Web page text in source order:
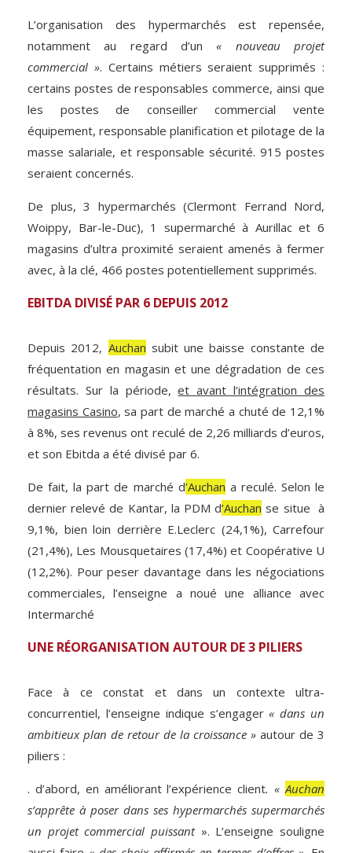
L’organisation des hypermarchés est repensée,
notamment au regard d’un« nouveau projet
commercial ». Certains métiers seraient supprimés :
certains postes de responsables commerce, ainsi que
les postes de conseiller commercial vente
équipement, responsable planification et pilotage de la
masse salariale, et responsable sécurité. 915 postes
seraient concernés.
De plus, 3 hypermarchés (Clermont Ferrand Nord,
Woippy, Bar-le-Duc), 1 supermarché à Aurillac et 6
magasins d’ultra proximité seraient amenés à fermer
avec, à la clé, 466 postes potentiellement supprimés.
EBITDA DIVISÉ PAR 6 DEPUIS 2012
Depuis 2012, Auchan subit une baisse constante de
fréquentation en magasin et une dégradation de ces
résultats. Sur la période,et avant l’intégration des
magasins Casino, sa part de marché a chuté de 12,1%
à 8%, ses revenus ont reculé de 2,26 milliards d’euros,
et son Ebitda a été divisé par 6.
De fait, la part de marché d’Auchan a reculé. Selon le
dernier relevé de Kantar, la PDM d’Auchan se situe à
9,1%, bien loin derrière E.Leclerc (24,1%), Carrefour
(21,4%), Les Mousquetaires (17,4%) et Coopérative U
(12,2%). Pour peser davantage dans les négociations
commerciales, l’enseigne a noué une alliance avec
Intermarché
UNE RÉORGANISATION AUTOUR DE 3 PILIERS
Face à ce constat et dans un contexte ultra-
concurrentiel, l’enseigne indique s’engager« dans un
ambitieux plan de retour de la croissance » autour de 3
piliers :
. d’abord, en améliorant l’expérience client. «Auchan
s’apprête à poser dans ses hypermarchés supermarchés
un projet commercial puissant». L’enseigne souligne